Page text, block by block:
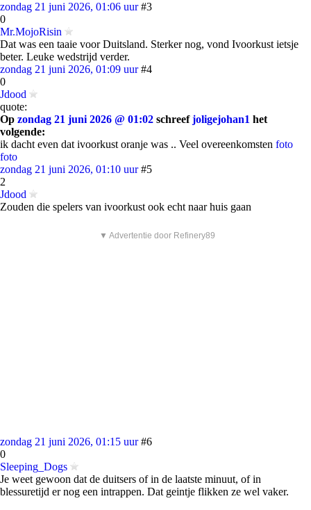
zondag 21 juni 2026, 01:06 uur #3
0
Mr.MojoRisin
Dat was een taaie voor Duitsland. Sterker nog, vond Ivoorkust ietsje
beter. Leuke wedstrijd verder.
zondag 21 juni 2026, 01:09 uur #4
0
Jdood
quote:
Op zondag 21 juni 2026 @ 01:02 schreefjoligejohan1 het
volgende:
ik dacht even dat ivoorkust oranje was .. Veel overeenkomsten foto
foto
zondag 21 juni 2026, 01:10 uur #5
2
Jdood
Zouden die spelers van ivoorkust ook echt naar huis gaan
▼ Advertentie door Refinery89
zondag 21 juni 2026, 01:15 uur #6
0
Sleeping_Dogs
Je weet gewoon dat de duitsers of in de laatste minuut, of in
blessuretijd er nog een intrappen. Dat geintje flikken ze wel vaker.